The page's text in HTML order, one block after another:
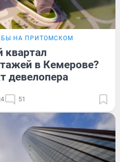
НА ПРИТОМСКОМ
квартал
в Кемерове?
девелопера
51